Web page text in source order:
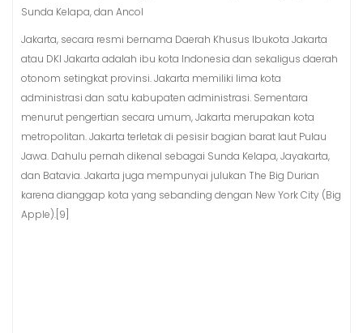
Sunda Kelapa, dan Ancol
Jakarta, secara resmi bernama Daerah Khusus Ibukota Jakarta
atau DKI Jakarta adalah ibu kota Indonesia dan sekaligus daerah
otonom setingkat provinsi. Jakarta memiliki lima kota
administrasi dan satu kabupaten administrasi. Sementara
menurut pengertian secara umum, Jakarta merupakan kota
metropolitan. Jakarta terletak di pesisir bagian barat laut Pulau
Jawa. Dahulu pernah dikenal sebagai Sunda Kelapa, Jayakarta,
dan Batavia. Jakarta juga mempunyai julukan The Big Durian
karena dianggap kota yang sebanding dengan New York City (Big
Apple).[9]